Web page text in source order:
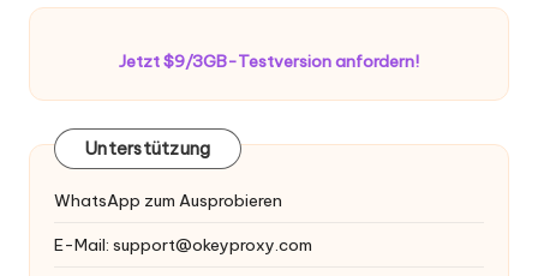
Jetzt $9/3GB-Testversion anfordern!
Unterstützung
WhatsApp zum Ausprobieren
E-Mail: support@okeyproxy.com